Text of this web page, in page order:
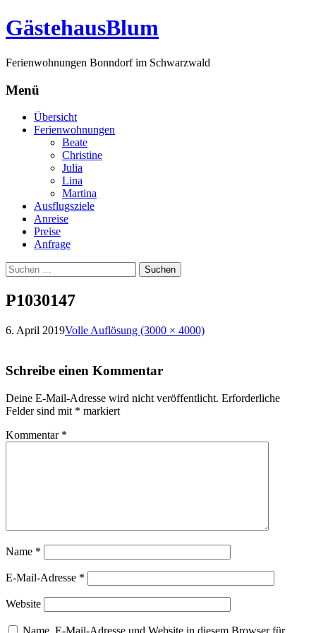
GästehausBlum
Ferienwohnungen Bonndorf im Schwarzwald
Menü
Zum
Inhalt
Übersicht
Ferienwohnungen
Beate
Christine
Julia
Lina
Martina
Ausflugsziele
Anreise
Preise
Anfrage
Suchen
nach:
P1030147
6. April 2019Volle Auflösung (3000 × 4000)
Schreibe einen Kommentar
Deine E-Mail-Adresse wird nicht veröffentlicht. Erforderliche
Felder sind mit * markiert
Kommentar *
Name *
E-Mail-Adresse *
Website
Name, E-Mail-Adresse und Website in diesem Browser für